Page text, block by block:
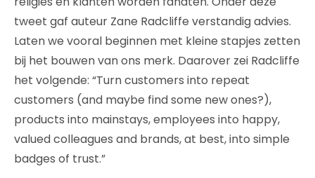
tweet gaf auteur Zane Radcliffe verstandig advies.
Laten we vooral beginnen met kleine stapjes zetten
bij het bouwen van ons merk. Daarover zei Radcliffe
het volgende: “Turn customers into repeat
customers (and maybe find some new ones?),
products into mainstays, employees into happy,
valued colleagues and brands, at best, into simple
badges of trust.”